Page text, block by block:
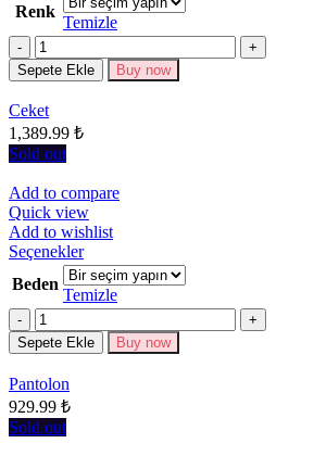
fazla
varyasyonu
Seçenekler
seçilebilir
Renk
Temizle
Miktar
Sepete Ekle Buy now
Ceket
1,389.99 ₺
Sold out
Add to compare
Quick view
Add to wishlist
SeçeneklerBu
ürünün
birden
fazla
varyasyonu
var.
Beden
Temizle
Miktar
Sepete Ekle Buy now
Pantolon
929.99 ₺
Sold out